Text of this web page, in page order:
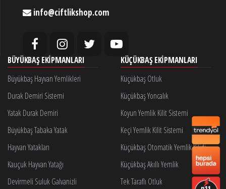
info@ciftlikshop.com
BÜYÜKBAŞ EKIPMANLARI
Büyükbaş Hayvan Yemlikleri
Durak Demiri Sistemi
Yatak Durak Demiri
Büyükbaş Tabaka Yatak
Hayvan Yatakları
Kauçuk Hayvan Yatağı
Devirmeli Suluk Galvanizli
KÜÇÜKBAŞ EKIPMANLARI
Küçükbaş Otluk
Küçükbaş Yoncalık
Koyun Yemlik Kilit Sistemi
Keçi Yemlik Kilit Sistemi
Küçükbaş Otomatik Yemlik Kilidi
Küçükbaş Akıllı Yemlik
Tek Taraflı Otluk